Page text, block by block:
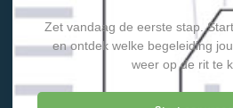
Zet vandaag de eerste stap.
en ontdek welke begeleiding
weer op de rit te